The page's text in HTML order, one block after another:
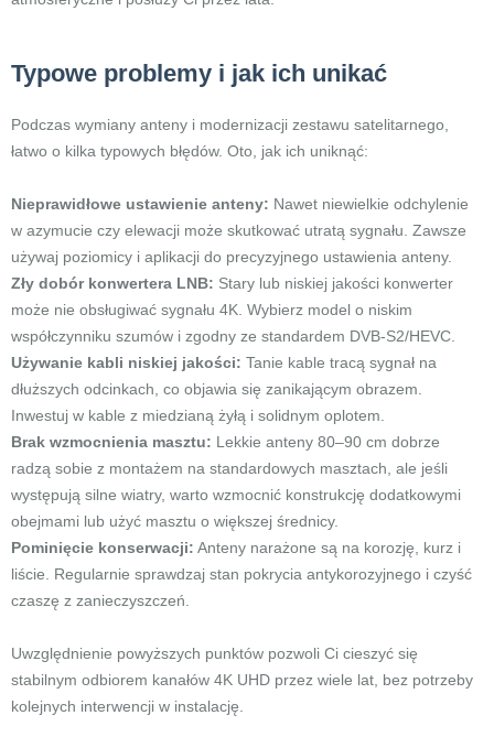
Typowe problemy i jak ich unikać
Podczas wymiany anteny i modernizacji zestawu satelitarnego,
łatwo o kilka typowych błędów. Oto, jak ich uniknąć:
Nieprawidłowe ustawienie anteny: Nawet niewielkie odchylenie
w azymucie czy elewacji może skutkować utratą sygnału. Zawsze
używaj poziomicy i aplikacji do precyzyjnego ustawienia anteny.
Zły dobór konwertera LNB: Stary lub niskiej jakości konwerter
może nie obsługiwać sygnału 4K. Wybierz model o niskim
współczynniku szumów i zgodny ze standardem DVB-S2/HEVC.
Używanie kabli niskiej jakości: Tanie kable tracą sygnał na
dłuższych odcinkach, co objawia się zanikającym obrazem.
Inwestuj w kable z miedzianą żyłą i solidnym oplotem.
Brak wzmocnienia masztu: Lekkie anteny 80–90 cm dobrze
radzą sobie z montażem na standardowych masztach, ale jeśli
występują silne wiatry, warto wzmocnić konstrukcję dodatkowymi
obejmami lub użyć masztu o większej średnicy.
Pominięcie konserwacji: Anteny narażone są na korozję, kurz i
liście. Regularnie sprawdzaj stan pokrycia antykorozyjnego i czyść
czaszę z zanieczyszczeń.
Uwzględnienie powyższych punktów pozwoli Ci cieszyć się
stabilnym odbiorem kanałów 4K UHD przez wiele lat, bez potrzeby
kolejnych interwencji w instalację.